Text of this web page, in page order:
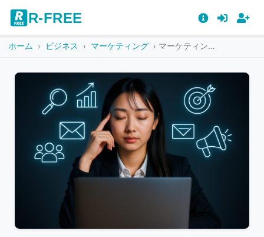
R-FREE
ホーム ビジネス マーケティング マーケティングアイコンと集中するビジネス女性